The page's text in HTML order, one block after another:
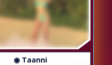
◉ Taanni